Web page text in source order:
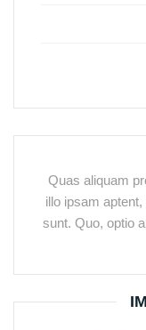
Quas aliquam
illo ipsam
sunt. Quo, optio